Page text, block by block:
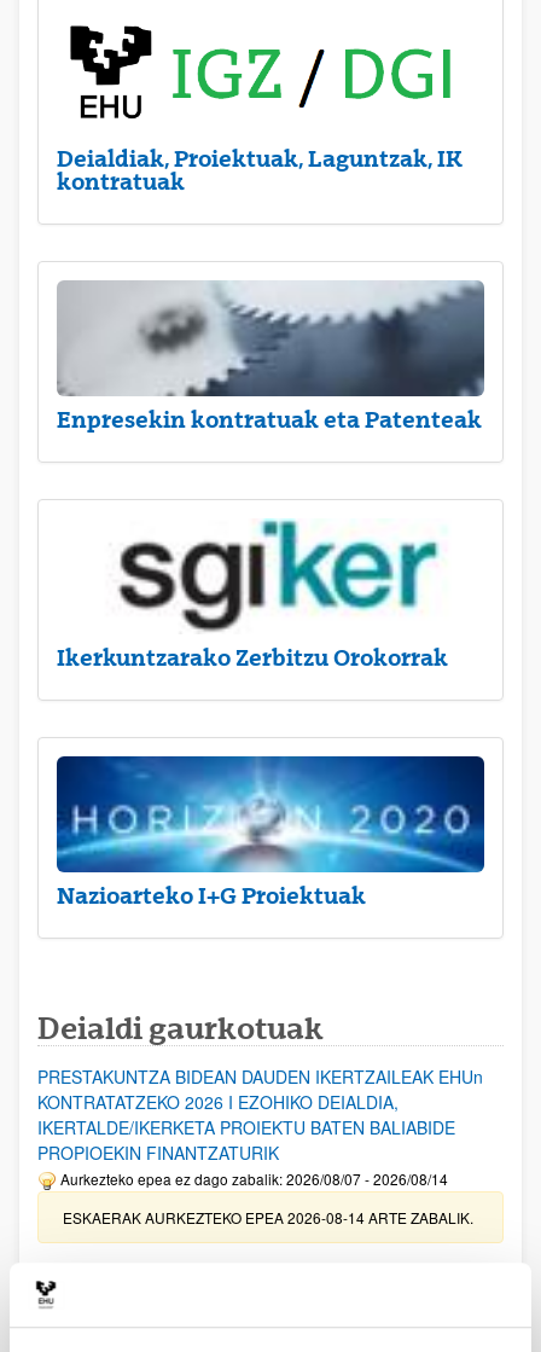
Deialdiak, Proiektuak, Laguntzak, IK
kontratuak
Enpresekin kontratuak eta Patenteak
Ikerkuntzarako Zerbitzu Orokorrak
Nazioarteko I+G Proiektuak
Deialdi gaurkotuak
PRESTAKUNTZA BIDEAN DAUDEN IKERTZAILEAK EHUn
KONTRATATZEKO 2026 I EZOHIKO DEIALDIA,
IKERTALDE/IKERKETA PROIEKTU BATEN BALIABIDE
PROPIOEKIN FINANTZATURIK
Aurkezteko epea ez dago zabalik: 2026/08/07 - 2026/08/14
ESKAERAK AURKEZTEKO EPEA 2026-08-14 ARTE ZABALIK.
erosi eta berritzeko laguntzak 2026
Izapide irekia